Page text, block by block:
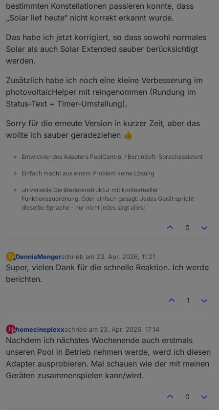
bestimmten Konstellationen passieren konnte, dass
„Solar lief heute“ nicht korrekt erkannt wurde.
Das habe ich jetzt korrigiert, so dass sowohl normales
Solar als auch Solar Extended sauber berücksichtigt
werden.
Zusätzlich habe ich noch eine kleine Verbesserung im
photovoltaicHelper mit reingenommen (Rundung im
Status-Text + Timer-Umstellung).
Sorry für die erneute Version in kurzer Zeit, aber das
wollte ich sauber geradeziehen 👍
Entwickler des Adapters PoolControl / BertinSoft-Sprachassistent
Einfach macht aus einem Problem keine Lösung
universelle Gerätedatenstruktur mit kontextueller
Funktionszuordnung. Oder einfach gesagt: Jedes Gerät spricht
dieselbe Sprache - nur nicht jedes sagt alles!
0
D DennisMengerschrieb am 23. Apr. 2026, 11:21
zuletzt editiert von
Super, vielen Dank für die schnelle Reaktion. Ich werde
berichten.
1
H
Offline
homecineplexxschrieb am 23. Apr. 2026, 17:14
zuletzt editiert von
Nachdem ich nächstes Wochenende auch erstmals
unseren Pool in Betrieb nehmen werde, werd ich diesen
Adapter ausprobieren. Mal schauen wie der mit meinen
Geräten zusammenspielen kann/wird.
0